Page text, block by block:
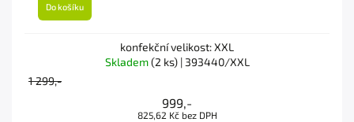
Do košíku
konfekční velikost: XXL
Skladem(2 ks)| 393440/XXL
1 299,-
999,-
825,62 Kč bez DPH